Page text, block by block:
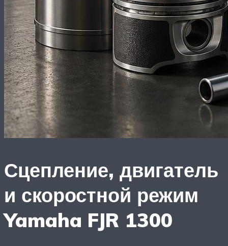
Сцепление, двигатель
и скоростной режим
Yamaha FJR 1300